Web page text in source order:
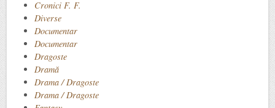
Cronici F. F.
Diverse
Documentar
Documentar
Dragoste
Dramă
Drama / Dragoste
Drama / Dragoste